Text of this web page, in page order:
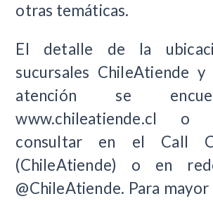
otras temáticas.
El detalle de la
sucursales ChileAtiende
atención se
www.chileatiende.cl
consultar en el Call
(ChileAtiende) o en
@ChileAtiende. Para